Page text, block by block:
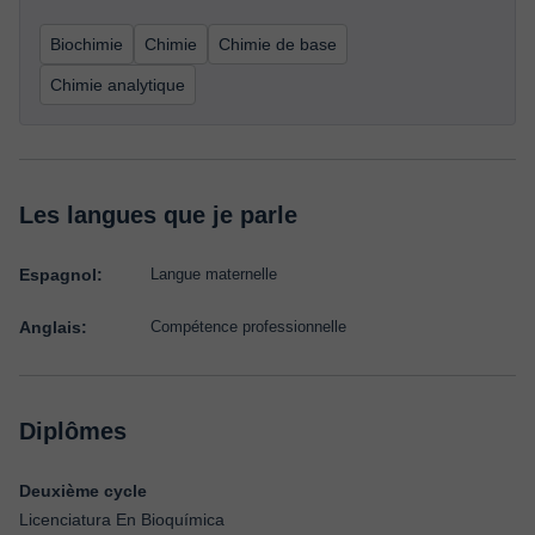
Biochimie Chimie Chimie de base
Chimie analytique
Les langues que je parle
Espagnol: Langue maternelle
Anglais: Compétence professionnelle
Diplômes
Deuxième cycle
Licenciatura En Bioquímica